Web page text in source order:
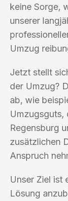
keine Sorge,
unserer
Umzug
Jetzt stellt
der Umzug?
ab, wie
Umzugsguts,
Regensburg
zusätzlichen
Anspruch
Unser Ziel ist
Lösung